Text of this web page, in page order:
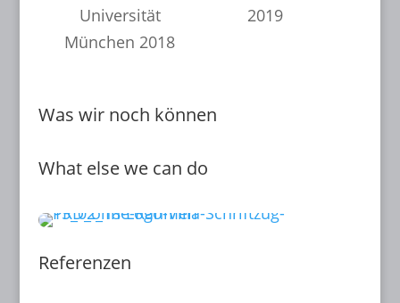
Universität
München 2018
2019
Was wir noch können
What else we can do
Referenzen